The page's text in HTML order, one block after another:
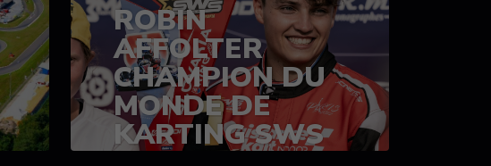
ROBIN
AFFOLTER
CHAMPION DU
MONDE DE
KARTING SWS